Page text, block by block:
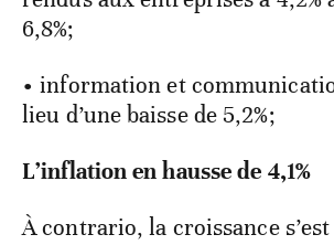
6,8%;
• information et
lieu d’une baisse de 5,2%;
L’inflation en hausse de 4,1%
À contrario, la croissance